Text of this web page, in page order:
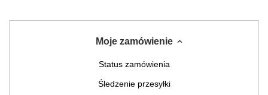
Moje zamówienie
Status zamówienia
Śledzenie przesyłki